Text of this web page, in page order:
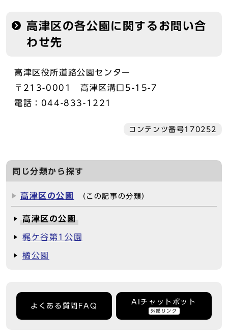
高津区の各公園に関するお問い合
わせ先
高津区役所道路公園センター
〒213-0001 高津区溝口5-15-7
電話：044-833-1221
コンテンツ番号170252
同じ分類から探す
高津区の公園 （この記事の分類）
高津区の公園
梶ケ谷第1公園
橘公園
よくある質問FAQ
AIチャットボット
外部リンク